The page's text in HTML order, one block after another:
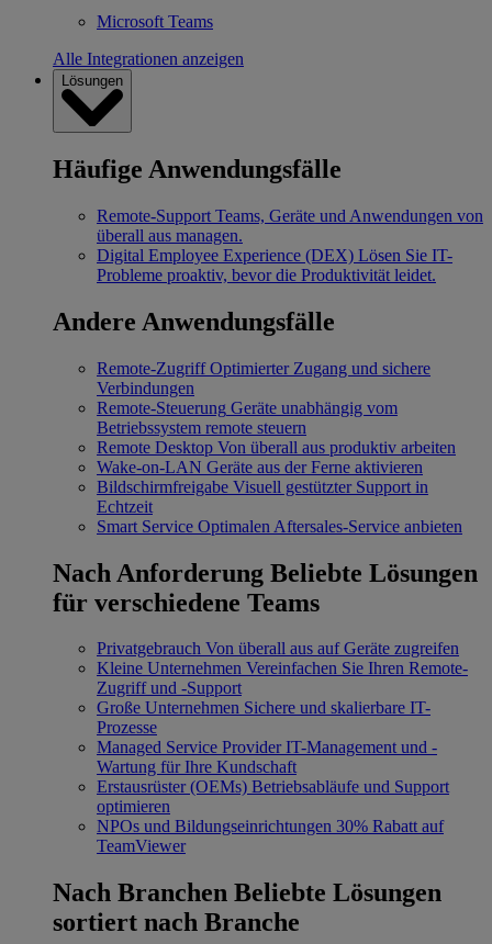
Microsoft Teams
Alle Integrationen anzeigen
Lösungen
Häufige Anwendungsfälle
Remote-Support Teams, Geräte und Anwendungen von
überall aus managen.
Digital Employee Experience (DEX) Lösen Sie IT-
Probleme proaktiv, bevor die Produktivität leidet.
Andere Anwendungsfälle
Remote-Zugriff Optimierter Zugang und sichere
Verbindungen
Remote-Steuerung Geräte unabhängig vom
Betriebssystem remote steuern
Remote Desktop Von überall aus produktiv arbeiten
Wake-on-LAN Geräte aus der Ferne aktivieren
Bildschirmfreigabe Visuell gestützter Support in
Echtzeit
Smart Service Optimalen Aftersales-Service anbieten
Nach Anforderung Beliebte Lösungen
für verschiedene Teams
Privatgebrauch Von überall aus auf Geräte zugreifen
Kleine Unternehmen Vereinfachen Sie Ihren Remote-
Zugriff und -Support
Große Unternehmen Sichere und skalierbare IT-
Prozesse
Managed Service Provider IT-Management und -
Wartung für Ihre Kundschaft
Erstausrüster (OEMs) Betriebsabläufe und Support
optimieren
NPOs und Bildungseinrichtungen 30% Rabatt auf
TeamViewer
Nach Branchen Beliebte Lösungen
sortiert nach Branche